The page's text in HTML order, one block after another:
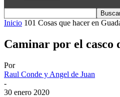
Inicio 101 Cosas que hacer en
Caminar por el casco
Por
Raul Conde y Angel de Juan
-
30 enero 2020